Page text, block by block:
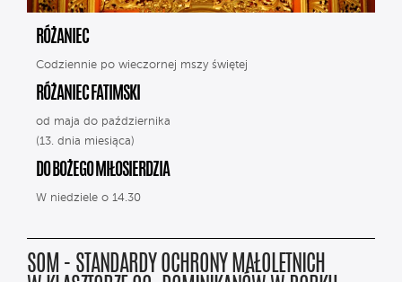
RÓŻANIEC
Codziennie po wieczornej mszy świętej
RÓŻANIEC FATIMSKI
od maja do października
(13. dnia miesiąca)
DO BOŻEGO MIŁOSIERDZIA
W niedziele o 14.30
SOM - STANDARDY OCHRONY MAŁOLETNICH